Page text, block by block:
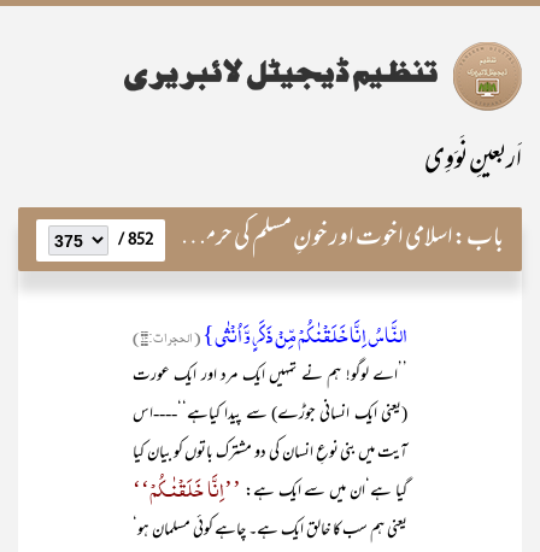
اَربعینِ نَوَوِی
باب:اسلامی اخوت اور خونِ مسلم کی حرمت 852 /
النَّاسُ اِنَّا خَلَقۡنٰکُمۡ مِّنۡ ذَکَرٍ وَّ اُنۡثٰی}(الحجرات:۱۳)
’’اے لوگو! ہم نے تمہیں ایک مرد اور ایک عورت
(یعنی ایک انسانی جوڑے) سے پیدا کیاہے‘‘----اس
آیت میں بنی نوعِ انسان کی دو مشترک باتوں کو بیان کیا
گیا ہے‘ان میں سے ایک ہے: ’’اِنَّا خَلَقْنٰـکُمْ‘‘
یعنی ہم سب کا خالق ایک ہے۔ چاہے کوئی مسلمان ہو‘